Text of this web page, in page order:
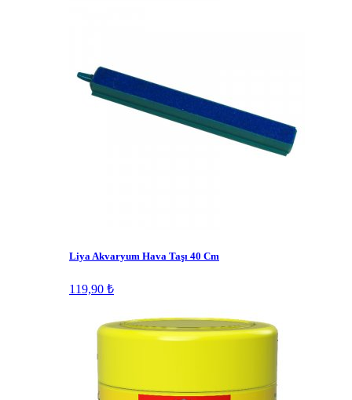
Liya Akvaryum Hava Taşı 40 Cm
119,90 ₺